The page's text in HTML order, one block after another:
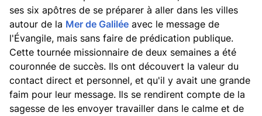
ses six apôtres de se préparer à aller dans les villes
autour de la Mer de Galilée avec le message de
l'Évangile, mais sans faire de prédication publique.
Cette tournée missionnaire de deux semaines a été
couronnée de succès. Ils ont découvert la valeur du
contact direct et personnel, et qu'il y avait une grande
faim pour leur message. Ils se rendirent compte de la
sagesse de les envoyer travailler dans le calme et de